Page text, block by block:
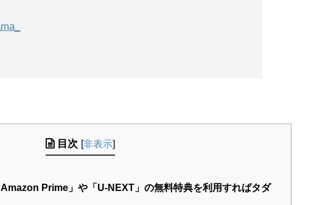
目次 [非表示]
Prime」や「U-NEXT」の無料特典を利用すればタダ